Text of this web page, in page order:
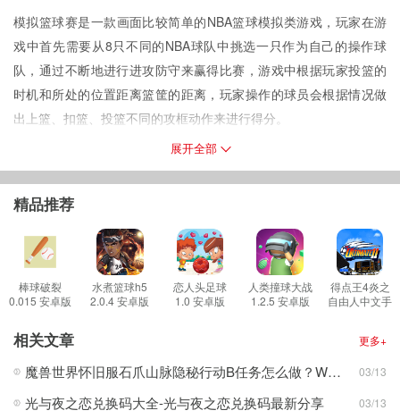
模拟篮球赛是一款画面比较简单的NBA篮球模拟类游戏，玩家在游
戏中首先需要从8只不同的NBA球队中挑选一只作为自己的操作球
队，通过不断地进行进攻防守来赢得比赛，游戏中根据玩家投篮的
时机和所处的位置距离篮筐的距离，玩家操作的球员会根据情况做
出上篮、扣篮、投篮不同的攻框动作来进行得分。
员的移动，右侧的按键在进攻时是传球和投篮，防守时是盖帽和抢
断；
2.游戏中玩家可以运用方向摇杆结合投篮键来做出不同的投篮动作，
在比赛中使用后撤步跳投、转身跳投等高难度投篮动作；
3.游戏中对球场的大小进行了缩小，降低了玩家在球场上往返的距
离，也加快了游戏的防守和进攻的速度，让玩家在一节的时间内可
以进行更多回合的进攻防守。
1.目前游戏中只是开放了不同的八只球队，而且每一只球队都有属于
自己的明星球员和战术特点，玩家可以根据现实中NBA球队的特点
展开全部
精品推荐
棒球破裂
0.015 安卓版
水煮篮球h5
2.0.4 安卓版
恋人头足球
1.0 安卓版
人类撞球大战
1.2.5 安卓版
得点王4炎之
自由人中文手
相关文章 更多+
魔兽世界怀旧服石爪山脉隐秘行动B任务怎么做？WOW怀旧服风险投资公司函件在哪儿？ 03/13
光与夜之恋兑换码大全-光与夜之恋兑换码最新分享 03/13